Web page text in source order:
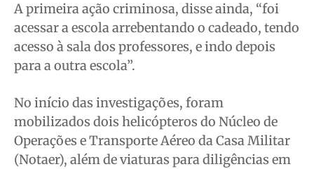
A primeira ação criminosa, disse ainda, “foi
acessar a escola arrebentando o cadeado, tendo
acesso à sala dos professores, e indo depois
para a outra escola”.
No início das investigações, foram
mobilizados dois helicópteros do Núcleo de
Operações e Transporte Aéreo da Casa Militar
(Notaer), além de viaturas para diligências em